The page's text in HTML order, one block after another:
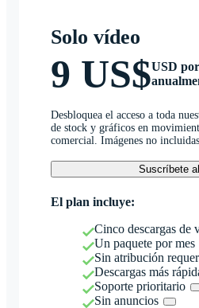
Solo vídeo
9 US$USD
Desbloquea el acceso a toda
de stock y gráficos en
comercial. Imágenes no
Suscríbete
El plan incluye:
Cinco descargas de
Un paquete por mes
Sin atribución
Descargas más
Soporte prioritario
Sin anuncios